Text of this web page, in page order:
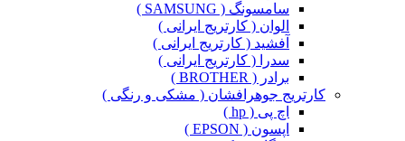
سامسونگ ( SAMSUNG )
الوان ( کارتریج ایرانی )
آفشید ( کارتریج ایرانی )
سدرا ( کارتریج ایرانی )
برادر ( BROTHER )
کارتریج جوهرافشان ( مشکی و رنگی )
اچ پی ( hp )
اپسون ( EPSON )